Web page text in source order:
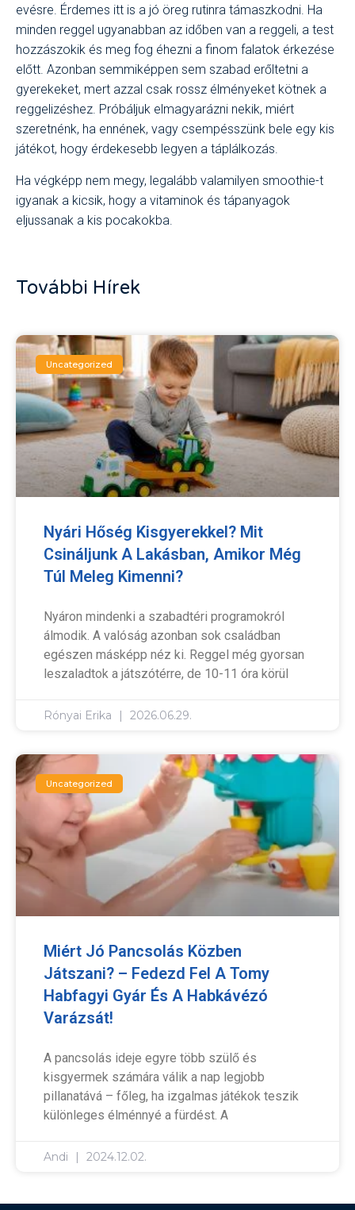
evésre. Érdemes itt is a jó öreg rutinra támaszkodni. Ha
minden reggel ugyanabban az időben van a reggeli, a test
hozzászokik és meg fog éhezni a finom falatok érkezése
előtt. Azonban semmiképpen sem szabad erőltetni a
gyerekeket, mert azzal csak rossz élményeket kötnek a
reggelizéshez. Próbáljuk elmagyarázni nekik, miért
szeretnénk, ha ennének, vagy csempésszünk bele egy kis
játékot, hogy érdekesebb legyen a táplálkozás.
Ha végképp nem megy, legalább valamilyen smoothie-t
igyanak a kicsik, hogy a vitaminok és tápanyagok
eljussanak a kis pocakokba.
További Hírek
Uncategorized
Nyári Hőség Kisgyerekkel? Mit
Csináljunk A Lakásban, Amikor Még
Túl Meleg Kimenni?
Nyáron mindenki a szabadtéri programokról
álmodik. A valóság azonban sok családban
egészen másképp néz ki. Reggel még gyorsan
leszaladtok a játszótérre, de 10-11 óra körül
Rónyai Erika 2026.06.29.
Uncategorized
Miért Jó Pancsolás Közben
Játszani? – Fedezd Fel A Tomy
Habfagyi Gyár És A Habkávézó
Varázsát!
A pancsolás ideje egyre több szülő és
kisgyermek számára válik a nap legjobb
pillanatává – főleg, ha izgalmas játékok teszik
különleges élménnyé a fürdést. A
Andi 2024.12.02.